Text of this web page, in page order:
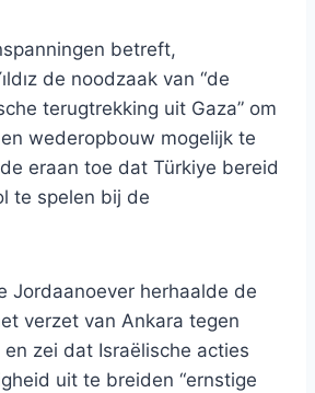
betreft,
de noodzaak van “de
terugtrekking uit Gaza” om
wederopbouw mogelijk te
eraan toe dat Türkiye bereid
te spelen bij de
Jordaanoever herhaalde de
verzet van Ankara tegen
zei dat Israëlische acties
uit te breiden “ernstige